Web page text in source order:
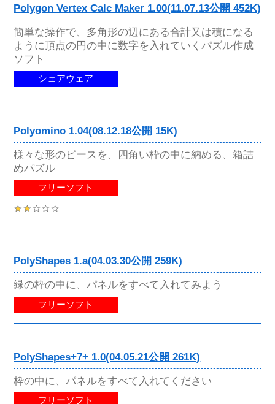
Polygon Vertex Calc Maker 1.00(11.07.13公開 452K)
簡単な操作で、多角形の辺にある合計又は積になる
ように頂点の円の中に数字を入れていくパズル作成
ソフト
シェアウェア
Polyomino 1.04(08.12.18公開 15K)
様々な形のピースを、四角い枠の中に納める、箱詰
めパズル
フリーソフト
PolyShapes 1.a(04.03.30公開 259K)
緑の枠の中に、パネルをすべて入れてみよう
フリーソフト
PolyShapes+7+ 1.0(04.05.21公開 261K)
枠の中に、パネルをすべて入れてください
フリーソフト